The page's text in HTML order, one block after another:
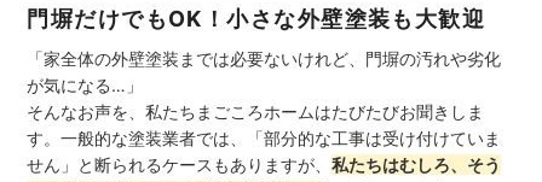
門塀だけでもOK！小さな外壁塗装も大歓迎
「家全体の外壁塗装までは必要ないけれど、門塀の汚れや劣化
が気になる…」
そんなお声を、私たちまごころホームはたびたびお聞きしま
す。一般的な塗装業者では、「部分的な工事は受け付けていま
せん」と断られるケースもありますが、私たちはむしろ、そう